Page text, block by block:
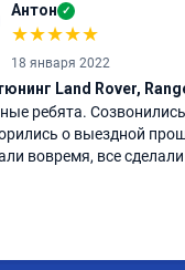
Антон ✓
★★★★★
18 января 2022
Land Rover,
ребята.
о выездной
вовремя, все